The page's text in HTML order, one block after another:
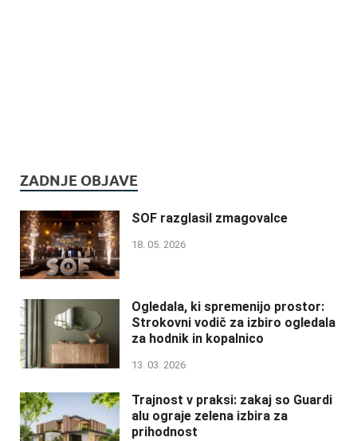
ZADNJE OBJAVE
SOF razglasil zmagovalce
18. 05. 2026
Ogledala, ki spremenijo prostor:
Strokovni vodič za izbiro ogledala
za hodnik in kopalnico
13. 03. 2026
Trajnost v praksi: zakaj so Guardi
alu ograje zelena izbira za
prihodnost